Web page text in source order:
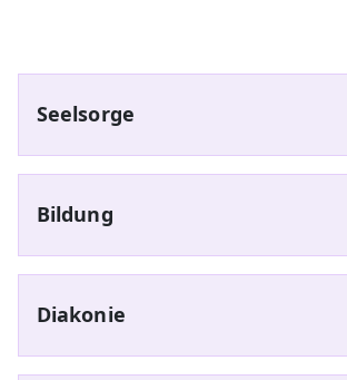
Seelsorge
Bildung
Diakonie